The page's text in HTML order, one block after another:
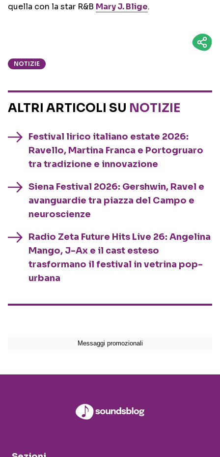
quella con la star R&B Mary J. Blige.
NOTIZIE
ALTRI ARTICOLI SU NOTIZIE
Festival lirico italiano estate 2026:
Ravello, Martina Franca e Portogruaro
tra tradizione e innovazione
Siena Festival 2026: Gershwin, Ravel e
avanguardie tra piazza del Campo e
neuroscienze
Radio Zeta Future Hits Live 26: Angelina
Mango, J-Ax e il cast esteso
trasformano il festival in vetrina pop-
urbana